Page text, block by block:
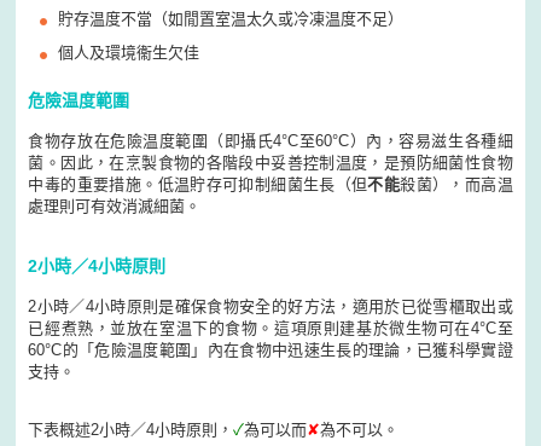
貯存温度不當（如閒置室温太久或冷凍温度不足）
個人及環境衞生欠佳
危險温度範圍
食物存放在危險温度範圍（即攝氏4°C至60°C）內，容易滋生各種細
菌。因此，在烹製食物的各階段中妥善控制温度，是預防細菌性食物
中毒的重要措施。低温貯存可抑制細菌生長（但不能殺菌），而高温
處理則可有效消滅細菌。
2小時／4小時原則
2小時／4小時原則是確保食物安全的好方法，適用於已從雪櫃取出或
已經煮熟，並放在室温下的食物。這項原則建基於微生物可在4°C至
60°C的「危險温度範圍」內在食物中迅速生長的理論，已獲科學實證
支持。
下表概述2小時／4小時原則，✓為可以而✘為不可以。